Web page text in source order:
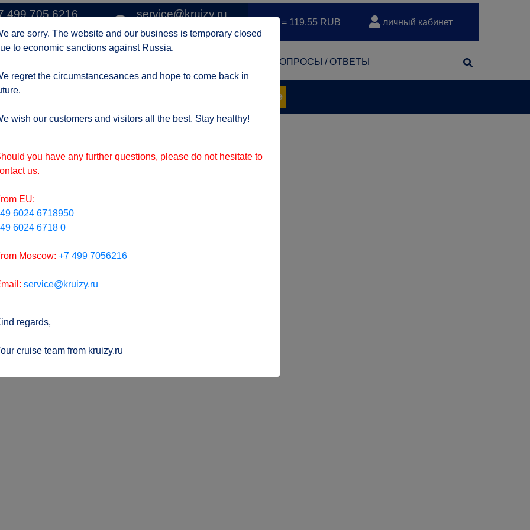
499 705 6216
Москве
service@kruizy.ru
Отправить запрос
1 EUR = 119.55 RUB личный кабинет
ВОПРОСЫ / ОТВЕТЫ
информация о короне вирусе подробнее
are sorry. The website and our business is temporary closed
to economic sanctions against Russia.
regret the circumstancesances and hope to come back in
wish our customers and visitors all the best. Stay healthy!
you have any further questions, please do not hesitate to
us.
EU:
6024 6718950
6024 6718 0
Moscow: +7 499 7056216
service@kruizy.ru
regards,
cruise team from kruizy.ru